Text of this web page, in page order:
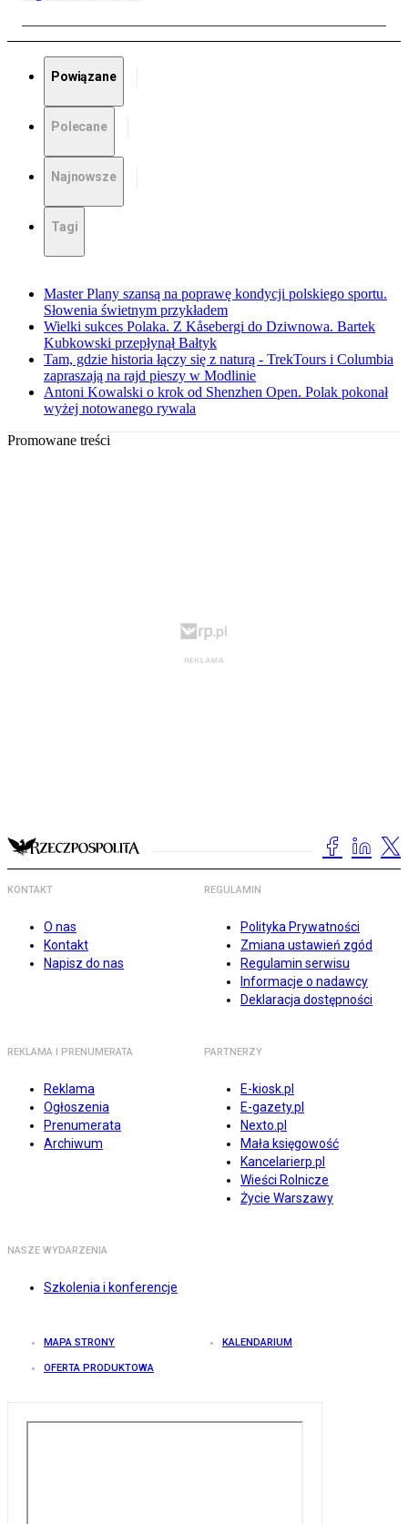
Powiązane
Polecane
Najnowsze
Tagi
Master Plany szansą na poprawę kondycji polskiego sportu.
Słowenia świetnym przykładem
Wielki sukces Polaka. Z Kåsebergi do Dziwnowa. Bartek
Kubkowski przepłynął Bałtyk
Tam, gdzie historia łączy się z naturą - TrekTours i Columbia
zapraszają na rajd pieszy w Modlinie
Antoni Kowalski o krok od Shenzhen Open. Polak pokonał
wyżej notowanego rywala
Promowane treści
KONTAKT
O nas
Kontakt
Napisz do nas
REGULAMIN
Polityka Prywatności
Zmiana ustawień zgód
Regulamin serwisu
Informacje o nadawcy
Deklaracja dostępności
REKLAMA I PRENUMERATA
Reklama
Ogłoszenia
Prenumerata
Archiwum
PARTNERZY
E-kiosk.pl
E-gazety.pl
Nexto.pl
Mała księgowość
Kancelarierp.pl
Wieści Rolnicze
Życie Warszawy
NASZE WYDARZENIA
Szkolenia i konferencje
MAPA STRONY KALENDARIUM
OFERTA PRODUKTOWA